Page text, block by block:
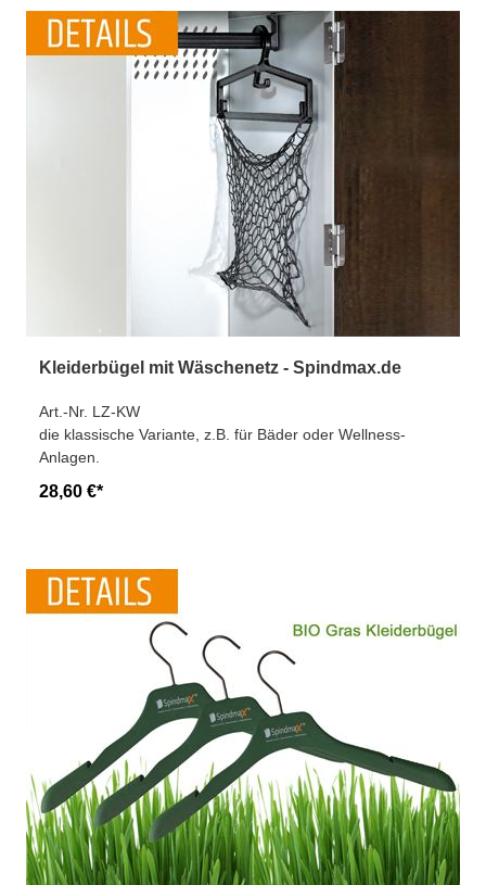
Kleiderbügel mit Wäschenetz - Spindmax.de
Art.-Nr. LZ-KW
die klassische Variante, z.B. für Bäder oder Wellness-
Anlagen.
28,60 €*